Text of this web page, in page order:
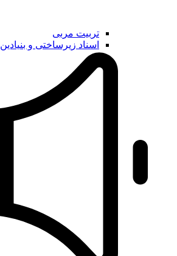
تربیت مربی
اسناد زیرساختی و بنیادین